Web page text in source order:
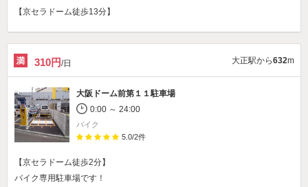
【京セラドーム徒歩13分】
310円/日 大正駅から632m
大阪ドーム前第１１駐車場
0:00 ～ 24:00
バイク
5.0/2件
【京セラドーム徒歩2分】
バイク専用駐車場です！